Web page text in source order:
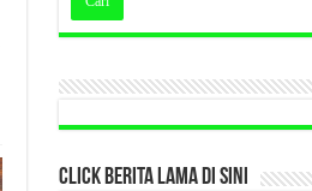
CLICK BERITA LAMA DI SINI